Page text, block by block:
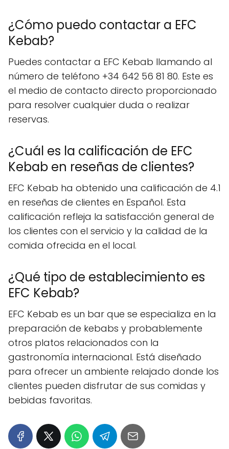
¿Cómo puedo contactar a EFC
Kebab?
Puedes contactar a EFC Kebab llamando al
número de teléfono +34 642 56 81 80. Este es
el medio de contacto directo proporcionado
para resolver cualquier duda o realizar
reservas.
¿Cuál es la calificación de EFC
Kebab en reseñas de clientes?
EFC Kebab ha obtenido una calificación de 4.1
en reseñas de clientes en Español. Esta
calificación refleja la satisfacción general de
los clientes con el servicio y la calidad de la
comida ofrecida en el local.
¿Qué tipo de establecimiento es
EFC Kebab?
EFC Kebab es un bar que se especializa en la
preparación de kebabs y probablemente
otros platos relacionados con la
gastronomía internacional. Está diseñado
para ofrecer un ambiente relajado donde los
clientes pueden disfrutar de sus comidas y
bebidas favoritas.